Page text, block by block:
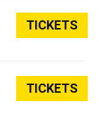
TICKETS
TICKETS